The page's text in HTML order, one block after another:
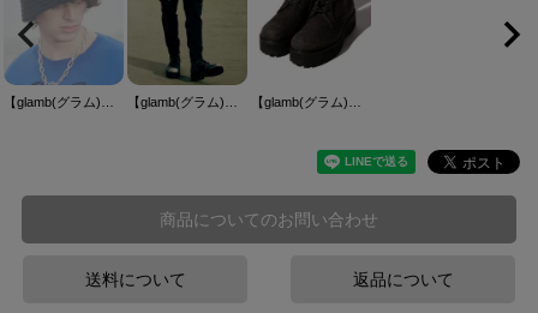
商品についてのお問い合わせ
送料について 返品について